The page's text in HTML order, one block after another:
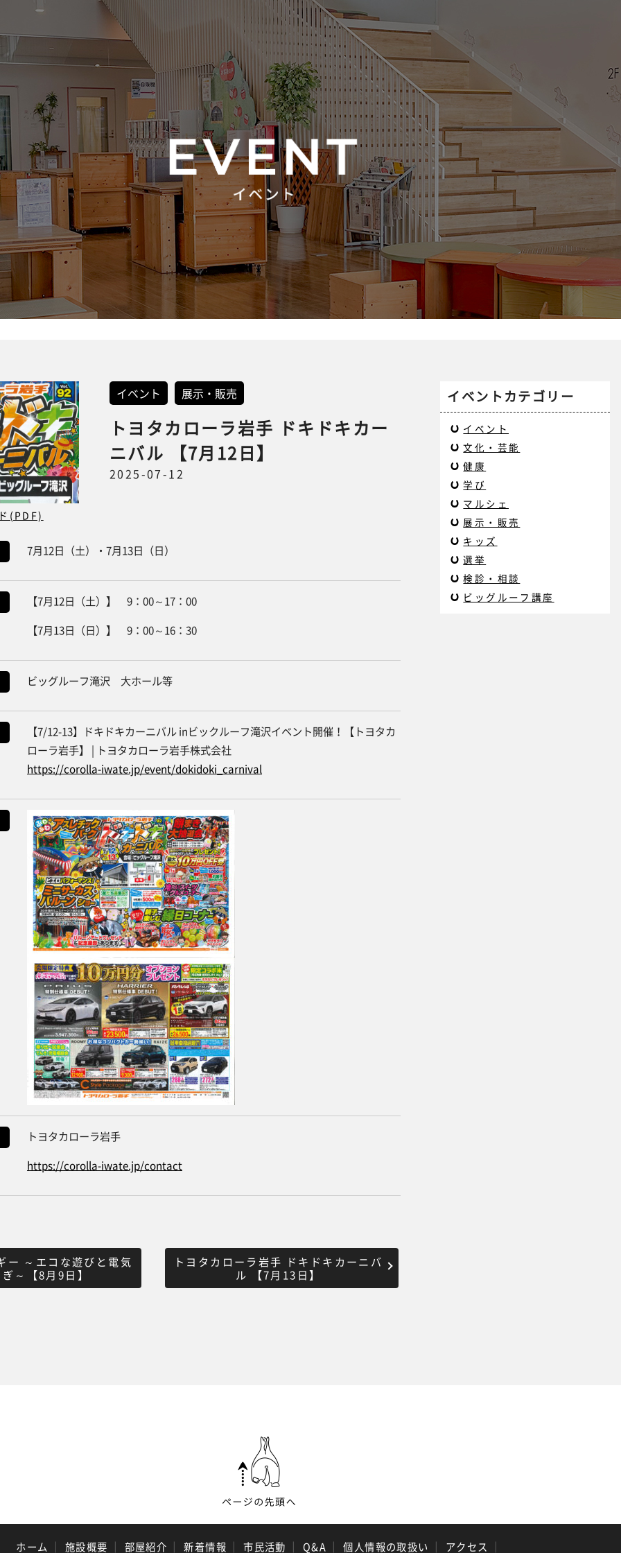
(PDF)
イベント 展示・販売
トヨタカローラ岩手 ドキドキカー
ニバル 【7月12日】
2025-07-12
7月12日（土）・7月13日（日）
【7月12日（土）】 9：00～17：00
【7月13日（日）】 9：00～16：30
ビッグルーフ滝沢 大ホール等
【7/12-13】ドキドキカーニバル inビックルーフ滝沢イベント開催！【トヨタカ
ローラ岩手】 | トヨタカローラ岩手株式会社
https://corolla-iwate.jp/event/dokidoki_carnival
トヨタカローラ岩手
https://corolla-iwate.jp/contact
ー ～エコな遊びと電気
～【8月9日】
トヨタカローラ岩手 ドキドキカーニバ
ル 【7月13日】
イベントカテゴリー
イベント
文化・芸能
健康
学び
マルシェ
展示・販売
キッズ
選挙
検診・相談
ビッグルーフ講座
ホーム ｜ 施設概要 ｜ 部屋紹介 ｜ 新着情報 ｜ 市民活動 ｜ Q&A ｜ 個人情報の取扱い ｜ アクセス ｜